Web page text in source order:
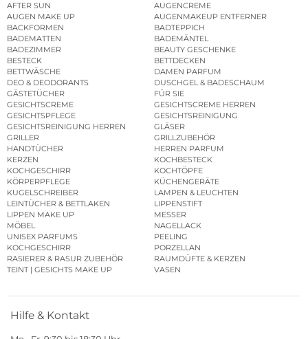
AFTER SUN
AUGENCREME
AUGEN MAKE UP
AUGENMAKEUP ENTFERNER
BACKFORMEN
BADTEPPICH
BADEMATTEN
BADEMÄNTEL
BADEZIMMER
BEAUTY GESCHENKE
BESTECK
BETTDECKEN
BETTWÄSCHE
DAMEN PARFUM
DEO & DEODORANTS
DUSCHGEL & BADESCHAUM
GÄSTETÜCHER
FÜR SIE
GESICHTSCREME
GESICHTSCREME HERREN
GESICHTSPFLEGE
GESICHTSREINIGUNG
GESICHTSREINIGUNG HERREN
GLÄSER
GRILLER
GRILLZUBEHÖR
HANDTÜCHER
HERREN PARFUM
KERZEN
KOCHBESTECK
KOCHGESCHIRR
KOCHTÖPFE
KÖRPERPFLEGE
KÜCHENGERÄTE
KUGELSCHREIBER
LAMPEN & LEUCHTEN
LEINTÜCHER & BETTLAKEN
LIPPENSTIFT
LIPPEN MAKE UP
MESSER
MÖBEL
NAGELLACK
UNISEX PARFUMS
PEELING
KOCHGESCHIRR
PORZELLAN
RASIERER & RASUR ZUBEHÖR
RAUMDÜFTE & KERZEN
TEINT | GESICHTS MAKE UP
VASEN
Hilfe & Kontakt